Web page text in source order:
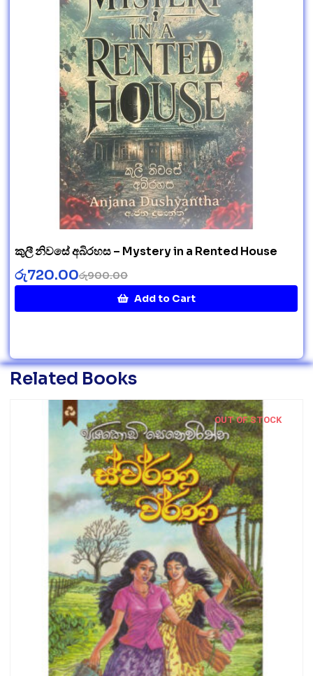
කුලී නිවසේ අබිරහස – Mystery in a Rented House
රු900.00
රු720.00
Add to Cart
Related Books
OUT OF STOCK